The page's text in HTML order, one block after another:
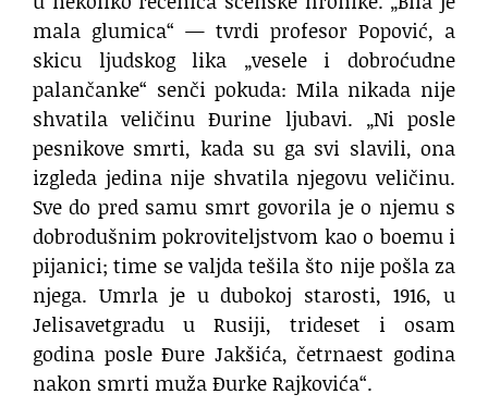
mala glumica“ — tvrdi profesor Popović, a
skicu ljudskog lika „vesele i dobroćudne
palančanke“ senči pokuda: Mila nikada nije
shvatila veličinu Đurine ljubavi. „Ni posle
pesnikove smrti, kada su ga svi slavili, ona
izgleda jedina nije shvatila njegovu veličinu.
Sve do pred samu smrt govorila je o njemu s
dobrodušnim pokroviteljstvom kao o boemu i
pijanici; time se valjda tešila što nije pošla za
njega. Umrla je u dubokoj starosti, 1916, u
Jelisavetgradu u Rusiji, trideset i osam
godina posle Đure Jakšića, četrnaest godina
nakon smrti muža Đurke Rajkovića“.